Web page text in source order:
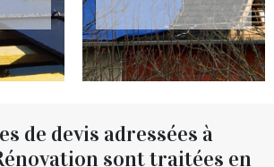
de devis adressées à
sont traitées en